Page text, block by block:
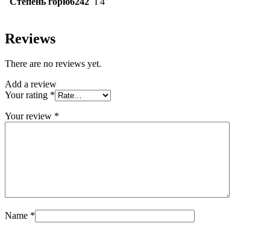
Reviews
There are no reviews yet.
Add a review
Your rating *
Your review *
Name *